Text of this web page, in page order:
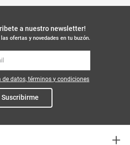
a nuestro newsletter!
las ofertas y novedades en tu buzón.
de datos, términos y condiciones
Suscribirme
+